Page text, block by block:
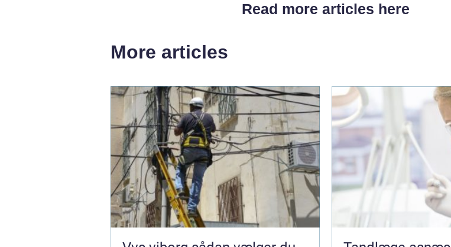
Read more articles here
More articles